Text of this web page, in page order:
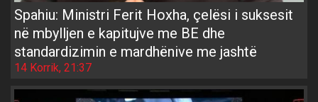
Spahiu: Ministri Ferit Hoxha, çelësi i suksesit
në mbylljen e kapitujve me BE dhe
standardizimin e mardhënive me jashtë
14 Korrik, 21:37